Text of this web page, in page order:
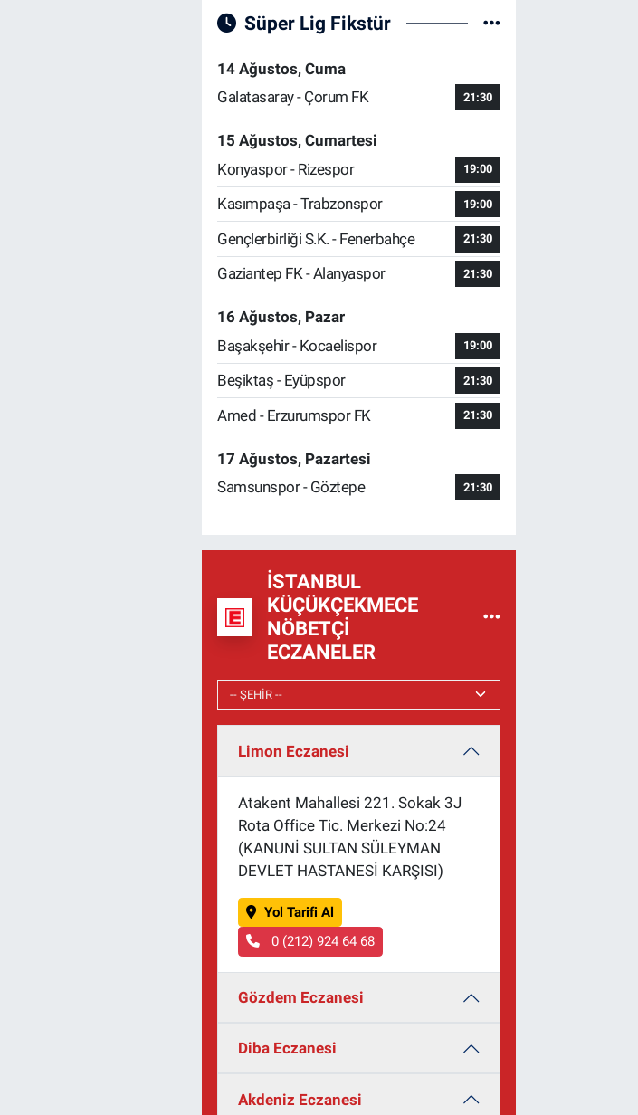
Süper Lig Fikstür
14 Ağustos, Cuma
Galatasaray - Çorum FK
21:30
15 Ağustos, Cumartesi
Konyaspor - Rizespor
19:00
Kasımpaşa - Trabzonspor 19:00
Gençlerbirliği S.K. - Fenerbahçe 21:30
Gaziantep FK - Alanyaspor 21:30
16 Ağustos, Pazar
Başakşehir - Kocaelispor
19:00
Beşiktaş - Eyüpspor 21:30
Amed - Erzurumspor FK 21:30
17 Ağustos, Pazartesi
Samsunspor - Göztepe
21:30
İSTANBUL
KÜÇÜKÇEKMECE
NÖBETÇI
ECZANELER
Limon Eczanesi
Atakent Mahallesi 221. Sokak 3J
Rota Office Tic. Merkezi No:24
(KANUNİ SULTAN SÜLEYMAN
DEVLET HASTANESİ KARŞISI)
Yol Tarifi Al
0 (212) 924 64 68
Gözdem Eczanesi
Diba Eczanesi
Akdeniz Eczanesi